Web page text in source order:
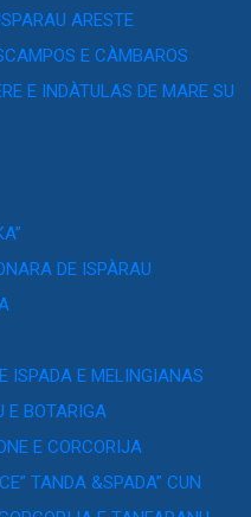
ARESTE
E CÀMBAROS
E INDÀTULAS DE MARE SU
DE ISPÀRAU
ISPADA E MELINGIANAS
E BOTARIGA
E CORCORIJA
TANDA &SPADA” CUN